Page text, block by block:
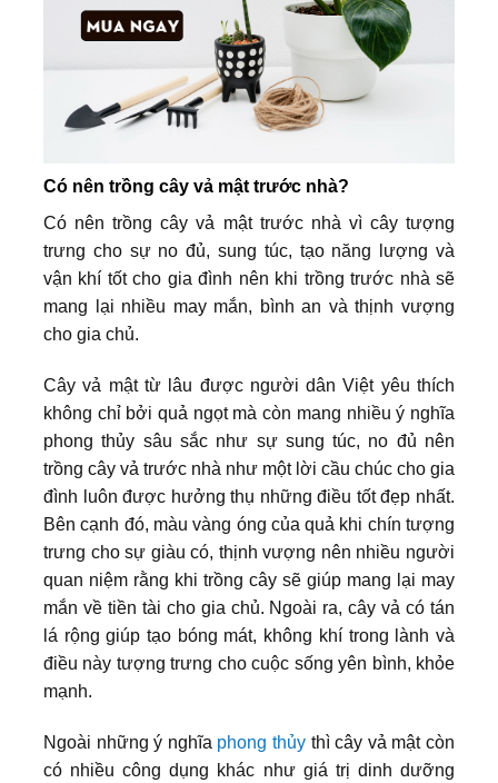
Có nên trồng cây vả mật trước nhà?
Có nên trồng cây vả mật trước nhà vì cây tượng
trưng cho sự no đủ, sung túc, tạo năng lượng và
vận khí tốt cho gia đình nên khi trồng trước nhà sẽ
mang lại nhiều may mắn, bình an và thịnh vượng
cho gia chủ.
Cây vả mật từ lâu được người dân Việt yêu thích
không chỉ bởi quả ngọt mà còn mang nhiều ý nghĩa
phong thủy sâu sắc như sự sung túc, no đủ nên
trồng cây vả trước nhà như một lời cầu chúc cho gia
đình luôn được hưởng thụ những điều tốt đẹp nhất.
Bên cạnh đó, màu vàng óng của quả khi chín tượng
trưng cho sự giàu có, thịnh vượng nên nhiều người
quan niệm rằng khi trồng cây sẽ giúp mang lại may
mắn về tiền tài cho gia chủ. Ngoài ra, cây vả có tán
lá rộng giúp tạo bóng mát, không khí trong lành và
điều này tượng trưng cho cuộc sống yên bình, khỏe
mạnh.
Ngoài những ý nghĩa phong thủy thì cây vả mật còn
có nhiều công dụng khác như giá trị dinh dưỡng